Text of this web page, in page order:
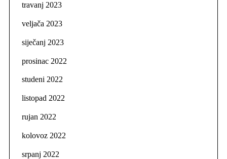
travanj 2023
veljača 2023
siječanj 2023
prosinac 2022
studeni 2022
listopad 2022
rujan 2022
kolovoz 2022
srpanj 2022